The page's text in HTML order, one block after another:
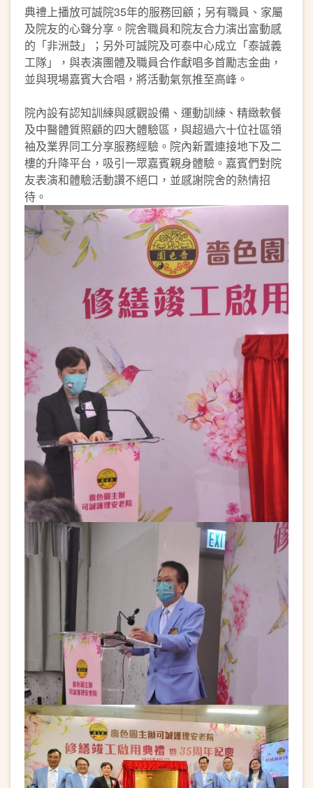
典禮上播放可誠院35年的服務回顧；另有職員、家屬
及院友的心聲分享。院舍職員和院友合力演出富動感
的「非洲鼓」；另外可誠院及可泰中心成立「泰誠義
工隊」，與表演團體及職員合作獻唱多首勵志金曲，
並與現場嘉賓大合唱，將活動氣氛推至高峰。
院內設有認知訓練與感觀設備、運動訓練、精緻軟餐
及中醫體質照顧的四大體驗區，與超過六十位社區領
袖及業界同工分享服務經驗。院內新置連接地下及二
樓的升降平台，吸引一眾嘉賓親身體驗。嘉賓們對院
友表演和體驗活動讚不絕口，並感謝院舍的熱情招
待。